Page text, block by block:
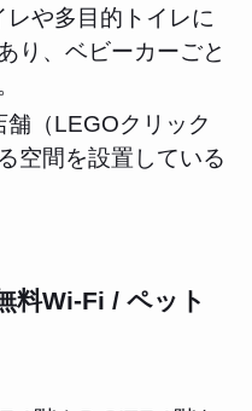
レや多目的トイレに
り、ベビーカーごと
舗（LEGOクリック
空間を設置している
料Wi-Fi / ペット